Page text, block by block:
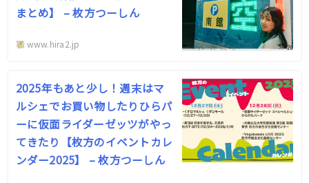
まとめ】 – 枚方つーしん
www.hira2.jp
2025年もあと少し！週末はマ
ルシェでお買い物したりひらパ
ーに仮面ライダーゼッツがやっ
てきたり【枚方のイベントカレ
ンダー2025】 – 枚方つーしん